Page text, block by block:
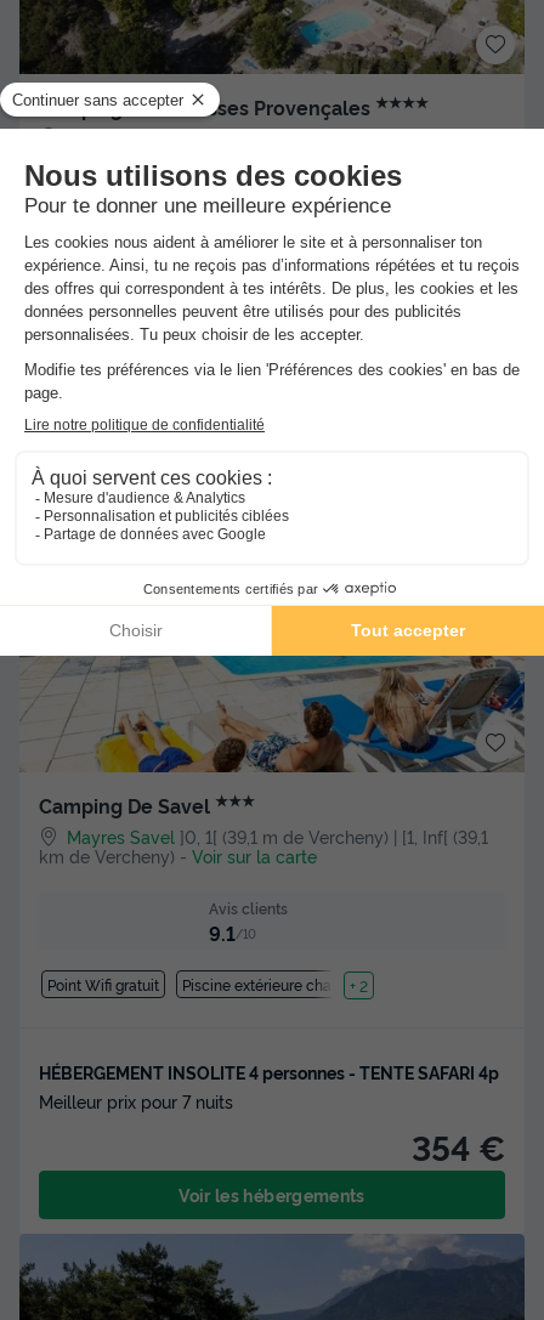
Camping les Terrasses Provençales ★★★★
Venterol ]0, 1[ (37,1 m de Vercheny) | [1, Inf[ (37,1 km de
Avis TripAdvisor
6 avis
Avis clients
8.7/10
Wifi gratuit Piscine extérieure chauffée
+ 1
TENTE TOILE ET BOIS 3 personnes - Tente Trappeur
Aventure - 1 pièce
Meilleur prix pour 7 nuits
Voir les hébergements
Camping De Savel ★★★
Mayres Savel ]0, 1[ (39,1 m de Vercheny) | [1, Inf[ (39,1
km de Vercheny) - Voir sur la carte
Avis clients
9.1/10
Point Wifi gratuit Piscine extérieure chauffée
+ 2
HÉBERGEMENT INSOLITE 4 personnes - TENTE SAFARI 4p
Meilleur prix pour 7 nuits
354 €
Voir les hébergements